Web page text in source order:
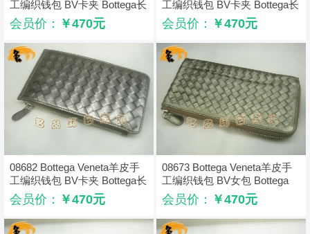
工编织钱包 BV卡夹 Bottega长
款钱包 卡包 米白色
会员价： ￥470元
工编织钱包 BV卡夹 Bottega长
款钱包 卡包 深啡色
会员价： ￥470元
08682 Bottega Veneta羊皮手
工编织钱包 BV卡夹 Bottega长
款钱包 卡包 古银色
会员价： ￥470元
08673 Bottega Veneta羊皮手
工编织钱包 BV女包 Bottega
Veneta长款钱包 古铜色
会员价： ￥470元